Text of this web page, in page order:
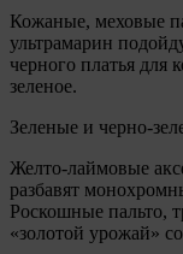
Кожаные, меховые
ультрамарин
черного платья для
зеленое.
Зеленые и черно-
Желто-лаймовые
разбавят
Роскошные пальто,
«золотой урожай»